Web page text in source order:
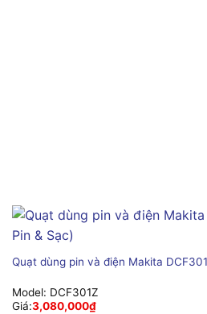
Quạt dùng pin và điện Makita
Model: DCF301Z
Giá:3,080,000₫